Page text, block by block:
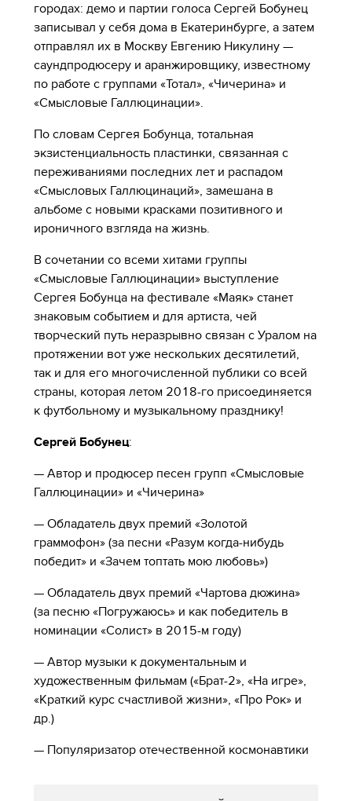
городах: демо и партии голоса Сергей Бобунец
записывал у себя дома в Екатеринбурге, а затем
отправлял их в Москву Евгению Никулину —
саундпродюсеру и аранжировщику, известному
по работе с группами «Тотал», «Чичерина» и
«Смысловые Галлюцинации».
По словам Сергея Бобунца, тотальная
экзистенциальность пластинки, связанная с
переживаниями последних лет и распадом
«Смысловых Галлюцинаций», замешана в
альбоме с новыми красками позитивного и
ироничного взгляда на жизнь.
В сочетании со всеми хитами группы
«Смысловые Галлюцинации» выступление
Сергея Бобунца на фестивале «Маяк» станет
знаковым событием и для артиста, чей
творческий путь неразрывно связан с Уралом на
протяжении вот уже нескольких десятилетий,
так и для его многочисленной публики со всей
страны, которая летом 2018-го присоединяется
к футбольному и музыкальному празднику!
Сергей Бобунец:
— Автор и продюсер песен групп «Смысловые
Галлюцинации» и «Чичерина»
— Обладатель двух премий «Золотой
граммофон» (за песни «Разум когда-нибудь
победит» и «Зачем топтать мою любовь»)
— Обладатель двух премий «Чартова дюжина»
(за песню «Погружаюсь» и как победитель в
номинации «Солист» в 2015-м году)
— Автор музыки к документальным и
художественным фильмам («Брат-2», «На игре»,
«Краткий курс счастливой жизни», «Про Рок» и
др.)
— Популяризатор отечественной космонавтики